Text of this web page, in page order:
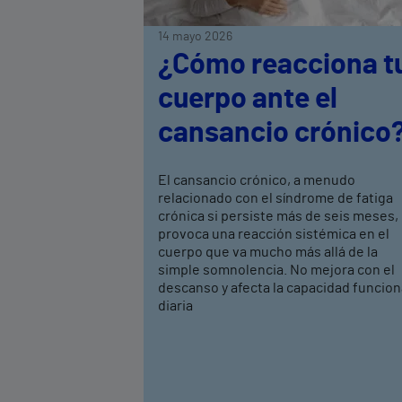
14 mayo 2026
¿Cómo reacciona
cuerpo ante el
cansancio
El cansancio crónico, a menudo
relacionado con el síndrome de fatiga
crónica si persiste más de seis meses,
provoca una reacción sistémica en el
cuerpo que va mucho más allá de la
simple somnolencia. No mejora con el
descanso y afecta la capacidad
diaria